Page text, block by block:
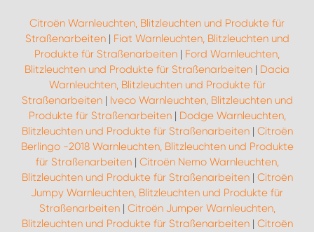
Citroën Warnleuchten, Blitzleuchten und Produkte für
Straßenarbeiten| Fiat Warnleuchten, Blitzleuchten und
Produkte für Straßenarbeiten | Ford Warnleuchten,
Blitzleuchten und Produkte für Straßenarbeiten | Dacia
Warnleuchten, Blitzleuchten und Produkte für
Straßenarbeiten| Iveco Warnleuchten, Blitzleuchten und
Produkte für Straßenarbeiten| Dodge Warnleuchten,
Blitzleuchten und Produkte für Straßenarbeiten| Citroën
Berlingo -2018 Warnleuchten, Blitzleuchten und Produkte
für Straßenarbeiten| Citroën Nemo Warnleuchten,
Blitzleuchten und Produkte für Straßenarbeiten| Citroën
Jumpy Warnleuchten, Blitzleuchten und Produkte für
Straßenarbeiten| Citroën Jumper Warnleuchten,
Blitzleuchten und Produkte für Straßenarbeiten| Citroën